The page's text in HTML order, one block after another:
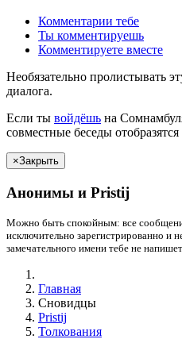
Комментарии тебе
Ты комментируешь
Комментируете вместе
Необязательно пролистывать
диалога.
Если ты войдёшь на
совместные беседы
×Закрыть
Анонимы и Pristij
Можно быть спокойным: все
исключительно зарегистрированно и
замечательного имени тебе не напишет.
Главная
Сновидцы
Pristij
Толкования